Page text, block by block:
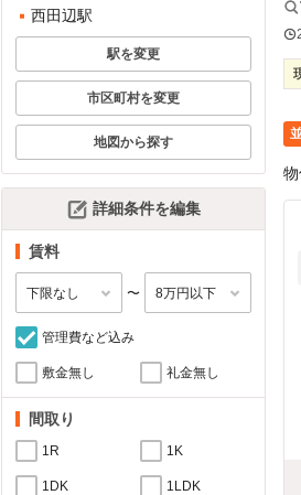
西田辺駅
駅を変更
市区町村を変更
地図から探す
詳細条件を編集
賃料
〜
管理費など込み
敷金無し 礼金無し
間取り
1R 1K
1DK 1LDK